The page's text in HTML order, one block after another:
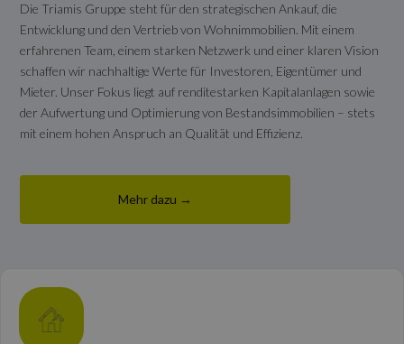
Die Triamis Gruppe steht für den strategischen Ankauf, die
Entwicklung und den Vertrieb von Wohnimmobilien. Mit einem
erfahrenen Team, einem starken Netzwerk und einer klaren Vision
schaffen wir nachhaltige Werte für Investoren, Eigentümer und
Mieter. Unser Fokus liegt auf renditestarken Kapitalanlagen sowie
der Aufwertung und Optimierung von Bestandsimmobilien – stets
mit einem hohen Anspruch an Qualität und Effizienz.
Mehr dazu →